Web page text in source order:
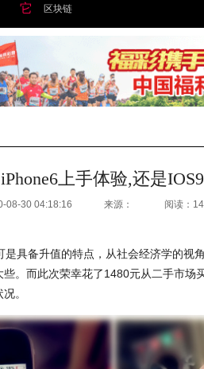
它
区块链
上手体验,还是
08-30 04:18:16 来源： 阅读：
是具备升值的特点，从社会经济学的视
。而此次荣幸花了1480元从二手市场
。